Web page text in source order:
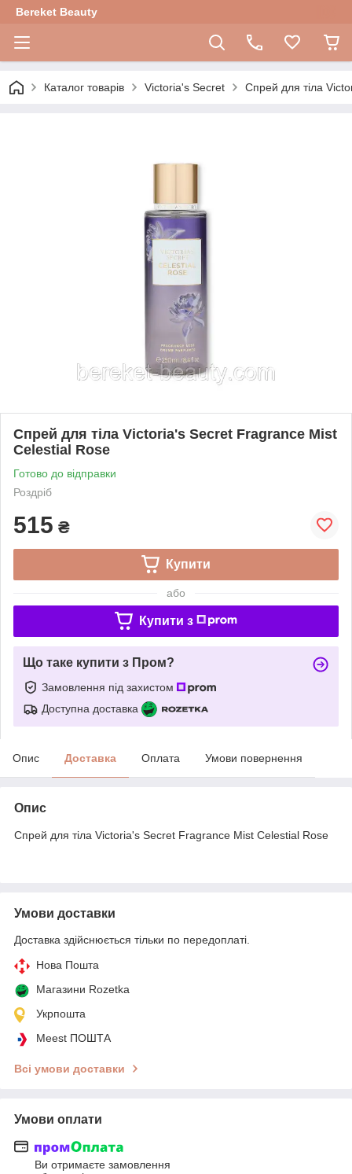
Bereket Beauty
Каталог товарів Victoria's Secret Спрей для тіла
Спрей для тіла Victoria's Secret Fragrance Mist
Celestial Rose
Готово до відправки
Роздріб
515 ₴
Купити
або
Купити з
Що таке купити з Пром?
Замовлення під захистом
Доступна доставка
Опис Доставка Оплата Умови повернення
Опис
Спрей для тіла Victoria's Secret Fragrance Mist Celestial Rose
Умови доставки
Доставка здійснюється тільки по передоплаті.
Нова Пошта
Магазини Rozetka
Укрпошта
Meest ПОШТА
Всі умови доставки
Умови оплати
Ви отримаєте замовлення